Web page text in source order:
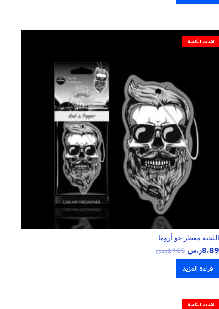
نفذت الكمية
اللحية معطر جو أروما
8.89ر.س 19.05ر.س
قراءة المزيد
نفذت الكمية